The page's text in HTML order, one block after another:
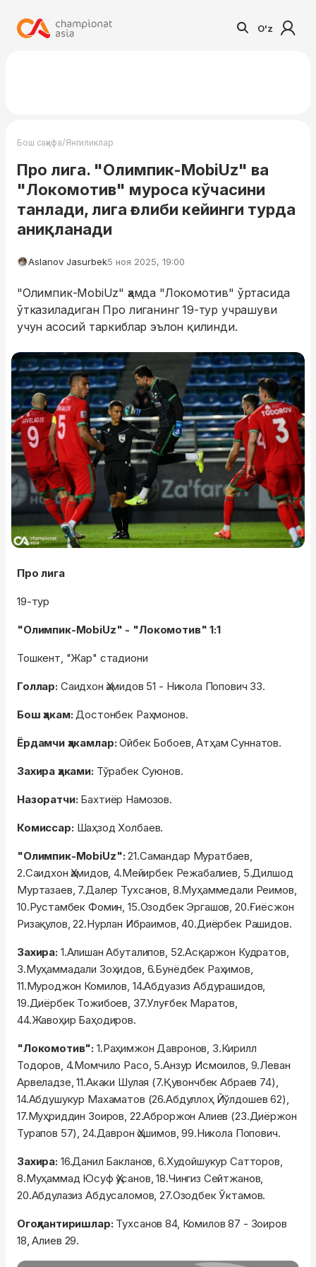
O'z
Бош саҳифа/Янгиликлар
Про лига. "Олимпик-MobiUz" ва
"Локомотив" муроса кўчасини
танлади, лига ғолиби кейинги турда
аниқланади
Aslanov Jasurbek5 ноя 2025, 19:00
"Олимпик-MobiUz" ҳамда "Локомотив" ўртасида
ўтказиладиган Про лиганинг 19-тур учрашуви
учун асосий таркиблар эълон қилинди.
Про лига
19-тур
"Олимпик-MobiUz" - "Локомотив" 1:1
Тошкент, "Жар" стадиони
Голлар: Саидхон Ҳамидов 51 - Никола Попович 33.
Бош ҳакам:Достонбек Раҳмонов.
Ёрдамчи ҳакамлар:Ойбек Бобоев, Атҳам Суннатов.
Захира ҳаками:Тўрабек Суюнов.
Назоратчи:Бахтиёр Намозов.
Комиссар:Шаҳзод Холбаев.
"Олимпик-MobiUz":21.Самандар Муратбаев,
2.Саидхон Ҳамидов, 4.Мейирбек Режабалиев, 5.Дилшод
Муртазаев, 7.Далер Тухсанов, 8.Муҳаммедали Реимов,
10.Рустамбек Фомин, 15.Озодбек Эргашов, 20.Ғиёсжон
Ризақулов, 22.Нурлан Ибраимов, 40.Диёрбек Рашидов.
Захира: 1.Алишан Абуталипов, 52.Асқаржон Кудратов,
3.Муҳаммадали Зоҳидов, 6.Бунёдбек Раҳимов,
11.Муроджон Комилов, 14.Абдуазиз Абдурашидов,
19.Диёрбек Тожибоев, 37.Улуғбек Маратов,
44.Жавоҳир Баҳодиров.
"Локомотив":1.Раҳимжон Давронов, 3.Кирилл
Тодоров, 4.Момчило Расо, 5.Анзур Исмоилов, 9.Леван
Арвеладзе, 11.Акаки Шулая (7.Қувончбек Абраев 74),
14.Абдушукур Махаматов (26.Абдуллоҳ Йўлдошев 62),
17.Муҳриддин Зоиров, 22.Аброржон Алиев (23.Диёржон
Турапов 57), 24.Даврон Ҳошимов, 99.Никола Попович.
Захира:16.Данил Бакланов, 6.Худойшукур Сатторов,
8.Муҳаммад Юсуф Ҳусанов, 18.Чингиз Сейтжанов,
20.Абдулазиз Абдусаломов, 27.Озодбек Ўктамов.
Огоҳлантиришлар: Тухсанов 84, Комилов 87 - Зоиров
18, Алиев 29.